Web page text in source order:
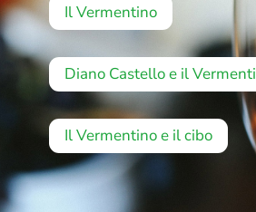
Il Vermentino
Diano Castello e il
Il Vermentino e il cibo